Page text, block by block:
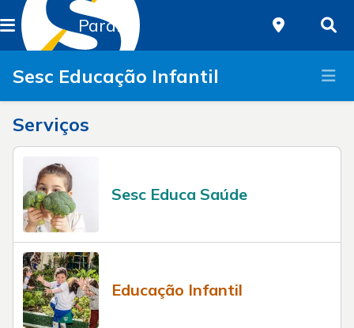
Paraná
Sesc Educação Infantil
Serviços
Sesc Educa Saúde
Educação Infantil